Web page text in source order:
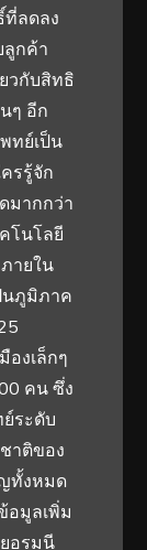
ที่ลดลง
กค้า
วกับสิทธิ
ๆ อีก
ทย์เป็น
รรู้จัก
มากกว่า
โนโลยี
ายใน
นภูมิภาค
องเล็กๆ
คน ซึ่ง
ระดับ
าติของ
ทั้งหมด
มูลเพิ่ม
ยอรมนี